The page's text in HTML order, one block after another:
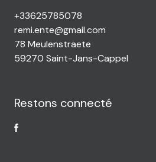
+33625785078
remi.ente@gmail.com
78 Meulenstraete
59270 Saint-Jans-Cappel
Restons connecté